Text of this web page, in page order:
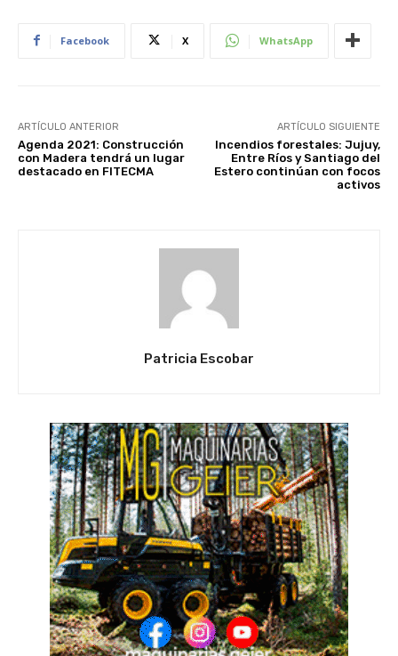
Facebook X WhatsApp
ARTÍCULO ANTERIOR
Agenda 2021: Construcción
con Madera tendrá un lugar
destacado en FITECMA
ARTÍCULO SIGUIENTE
Incendios forestales: Jujuy,
Entre Ríos y Santiago del
Estero continúan con focos
activos
Patricia Escobar